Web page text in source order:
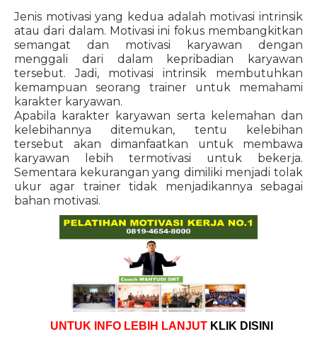
Jenis motivasi yang kedua adalah motivasi intrinsik
atau dari dalam. Motivasi ini fokus membangkitkan
semangat dan motivasi karyawan dengan
menggali dari dalam kepribadian karyawan
tersebut. Jadi, motivasi intrinsik membutuhkan
kemampuan seorang trainer untuk memahami
karakter karyawan.
Apabila karakter karyawan serta kelemahan dan
kelebihannya ditemukan, tentu kelebihan
tersebut akan dimanfaatkan untuk membawa
karyawan lebih termotivasi untuk bekerja.
Sementara kekurangan yang dimiliki menjadi tolak
ukur agar trainer tidak menjadikannya sebagai
bahan motivasi.
UNTUK INFO LEBIH LANJUT KLIK DISINI